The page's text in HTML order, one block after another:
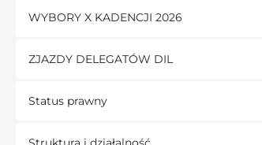
WYBORY X KADENCJI 2026
ZJAZDY DELEGATÓW DIL
Status prawny